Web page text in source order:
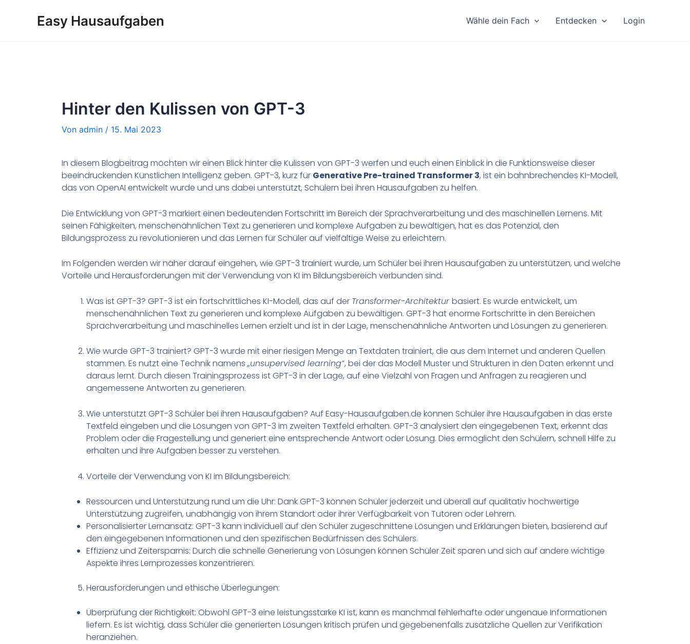
Easy Hausaufgaben Wähle dein Fach Entdecken Login
Hinter den Kulissen von GPT-3
Von admin / 15. Mai 2023
In diesem Blogbeitrag möchten wir einen Blick hinter die Kulissen von GPT-3 werfen und euch einen Einblick in die Funktionsweise dieser
beeindruckenden Künstlichen Intelligenz geben. GPT-3, kurz für Generative Pre-trained Transformer 3, ist ein bahnbrechendes KI-Modell,
das von OpenAI entwickelt wurde und uns dabei unterstützt, Schülern bei ihren Hausaufgaben zu helfen.
Die Entwicklung von GPT-3 markiert einen bedeutenden Fortschritt im Bereich der Sprachverarbeitung und des maschinellen Lernens. Mit
seinen Fähigkeiten, menschenähnlichen Text zu generieren und komplexe Aufgaben zu bewältigen, hat es das Potenzial, den
Bildungsprozess zu revolutionieren und das Lernen für Schüler auf vielfältige Weise zu erleichtern.
Im Folgenden werden wir näher darauf eingehen, wie GPT-3 trainiert wurde, um Schüler bei ihren Hausaufgaben zu unterstützen, und welche
Vorteile und Herausforderungen mit der Verwendung von KI im Bildungsbereich verbunden sind.
Was ist GPT-3? GPT-3 ist ein fortschrittliches KI-Modell, das auf der Transformer-Architektur basiert. Es wurde entwickelt, um
menschenähnlichen Text zu generieren und komplexe Aufgaben zu bewältigen. GPT-3 hat enorme Fortschritte in den Bereichen
Sprachverarbeitung und maschinelles Lernen erzielt und ist in der Lage, menschenähnliche Antworten und Lösungen zu generieren.
Wie wurde GPT-3 trainiert? GPT-3 wurde mit einer riesigen Menge an Textdaten trainiert, die aus dem Internet und anderen Quellen
stammen. Es nutzt eine Technik namens„unsupervised learning“, bei der das Modell Muster und Strukturen in den Daten erkennt und
daraus lernt. Durch diesen Trainingsprozess ist GPT-3 in der Lage, auf eine Vielzahl von Fragen und Anfragen zu reagieren und
angemessene Antworten zu generieren.
Wie unterstützt GPT-3 Schüler bei ihren Hausaufgaben? Auf Easy-Hausaufgaben.de können Schüler ihre Hausaufgaben in das erste
Textfeld eingeben und die Lösungen von GPT-3 im zweiten Textfeld erhalten. GPT-3 analysiert den eingegebenen Text, erkennt das
Problem oder die Fragestellung und generiert eine entsprechende Antwort oder Lösung. Dies ermöglicht den Schülern, schnell Hilfe zu
erhalten und ihre Aufgaben besser zu verstehen.
Vorteile der Verwendung von KI im Bildungsbereich:
Ressourcen und Unterstützung rund um die Uhr: Dank GPT-3 können Schüler jederzeit und überall auf qualitativ hochwertige
Unterstützung zugreifen, unabhängig von ihrem Standort oder ihrer Verfügbarkeit von Tutoren oder Lehrern.
Personalisierter Lernansatz: GPT-3 kann individuell auf den Schüler zugeschnittene Lösungen und Erklärungen bieten, basierend auf
den eingegebenen Informationen und den spezifischen Bedürfnissen des Schülers.
Effizienz und Zeitersparnis: Durch die schnelle Generierung von Lösungen können Schüler Zeit sparen und sich auf andere wichtige
Aspekte ihres Lernprozesses konzentrieren.
Herausforderungen und ethische Überlegungen:
Überprüfung der Richtigkeit: Obwohl GPT-3 eine leistungsstarke KI ist, kann es manchmal fehlerhafte oder ungenaue Informationen
liefern. Es ist wichtig, dass Schüler die generierten Lösungen kritisch prüfen und gegebenenfalls zusätzliche Quellen zur Verifikation
heranziehen.